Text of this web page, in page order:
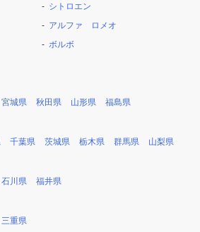
シトロエン
アルファ ロメオ
ボルボ
宮城県 秋田県 山形県 福島県
千葉県 茨城県 栃木県 群馬県 山梨県
石川県 福井県
三重県